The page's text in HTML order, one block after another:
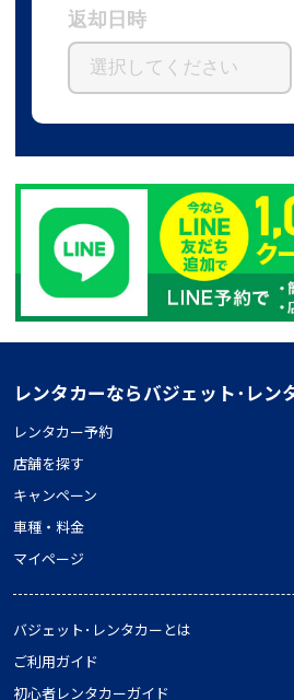
返却日時
レンタカーならバジェット･レン
レンタカー予約
店舗を探す
キャンペーン
車種・料金
マイページ
バジェット･レンタカーとは
ご利用ガイド
初心者レンタカーガイド